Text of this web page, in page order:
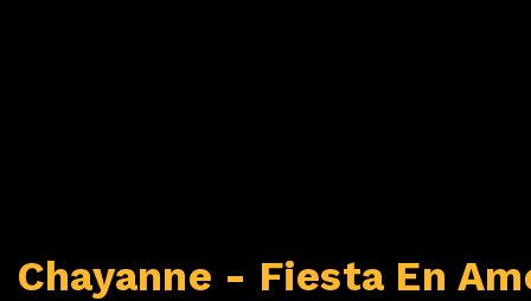
Chayanne - Fiesta En